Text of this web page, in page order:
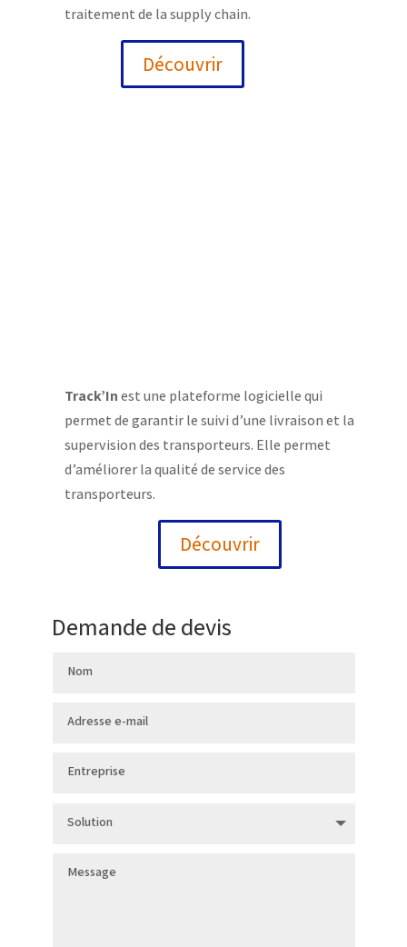
traitement de la supply chain.
Découvrir
Track’Inest une plateforme logicielle qui
permet de garantir le suivi d’une livraison et la
supervision des transporteurs. Elle permet
d’améliorer la qualité de service des
transporteurs.
Découvrir
Demande de devis